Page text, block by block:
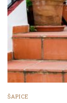
ŠAPICE